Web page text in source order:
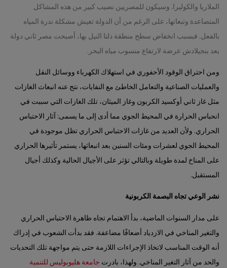
الملاريا والكوليرا. وسيكون للمصريين نصيب كبير من هذه المشاكل
المتصاعدة وتبعاتها، على الرغم من أن الدولة تعيش مشكلة ندرة المياه
بالفعل. فبسبب انخفاض سطح منطقة دلتا النيل بها، أصبحت مصر ثاني دولة
بعد بنجيلادش عرضة لارتفاع منسوب مياه البحر.
ومن احتراق الوقود الأحفوري في استهلاك الكهرباء ووسائل النقل
والعمليات الصناعية والتعامل الخاطئ مع النفايات، نتج عنه انبعاث الغازات
مثل غاز ثاني أوكسيد الكربون وغاز الميثان، تلك الغازات التي سببت في
انحباس الحرارة في المحيط الجوي مما أدى إلى ما يسمى: آثار الاحتباس
الحراري. ولأن العديد من غازات الاحتباس الحراري تظل موجودة في
المحيط الجوي لعشرات ومئات السنين بعد انبعاثها، يستمر تأثيرها الحراري
على المناخ لمدة طويلة وبالتالي تؤثر على الأجيال الحالية وكذلك أجيال
المستقبل.
نشر الوعي تجاه البصمة الكربونية
على مدار السنوات الماضية، بدأ الاهتمام تجاه ظاهرة الاحتباس الحراري
والتغير المناخي في الازدياد أضعافًا مضاعفة. فقد بدأت الشعوب في إدراك
أنه الوقت المناسب لاتخاذ الإجراءات اللازمة حتى يتم مواجهة تلك التحديات
والحد من آثار التغير المناخي. ولهذا، بادرت جامعة هليوبوليس للتنمية